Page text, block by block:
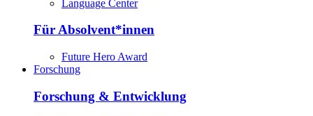
Language Center
Für Absolvent*innen
Future Hero Award
Forschung
Forschung & Entwicklung